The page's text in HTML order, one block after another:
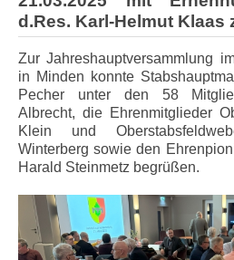
d.Res. Karl-Helmut Klaas
Zur Jahreshauptversammlung
in Minden konnte
Pecher unter den 58
Albrecht, die Ehrenmitglieder
Klein und
Winterberg sowie den
Harald Steinmetz begrüßen.